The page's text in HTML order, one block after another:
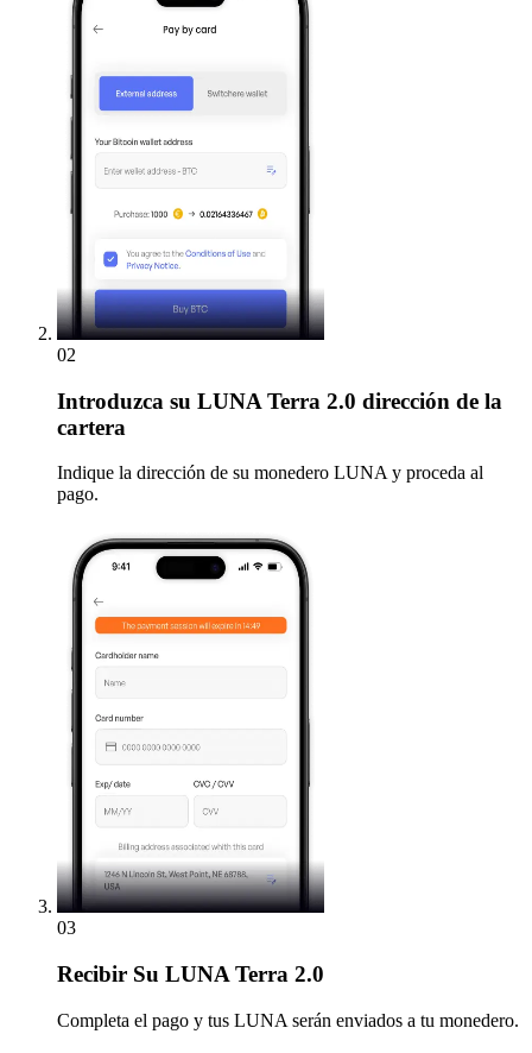
02
Introduzca su LUNA Terra 2.0 dirección de la
cartera
Indique la dirección de su monedero LUNA y proceda al
pago.
03
Recibir Su LUNA Terra 2.0
Completa el pago y tus LUNA serán enviados a tu monedero.